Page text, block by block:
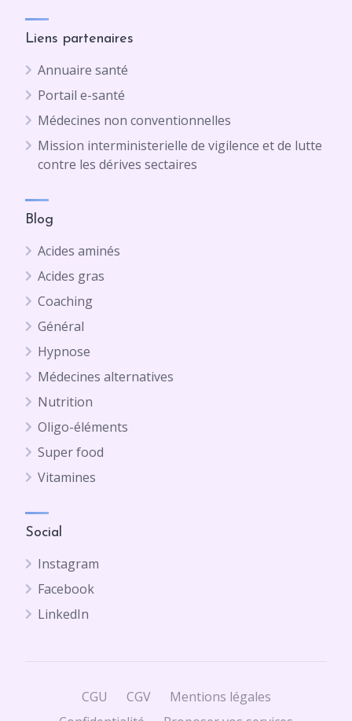
Liens partenaires
Annuaire santé
Portail e-santé
Médecines non conventionnelles
Mission interministerielle de vigilence et de lutte
contre les dérives sectaires
Blog
Acides aminés
Acides gras
Coaching
Général
Hypnose
Médecines alternatives
Nutrition
Oligo-éléments
Super food
Vitamines
Social
Instagram
Facebook
LinkedIn
CGU CGV
Mentions légales